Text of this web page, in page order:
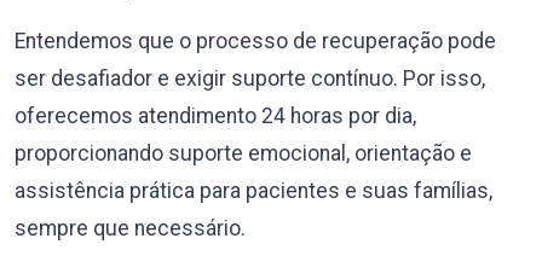
Entendemos que o processo de recuperação pode
ser desafiador e exigir suporte contínuo. Por isso,
oferecemos atendimento 24 horas por dia,
proporcionando suporte emocional, orientação e
assistência prática para pacientes e suas famílias,
sempre que necessário.